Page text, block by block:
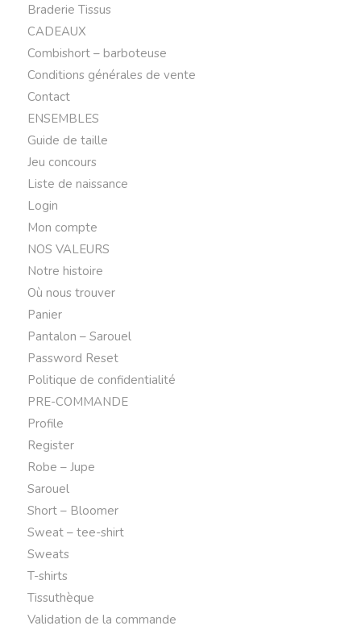
Braderie Tissus
CADEAUX
Combishort – barboteuse
Conditions générales de vente
Contact
ENSEMBLES
Guide de taille
Jeu concours
Liste de naissance
Login
Mon compte
NOS VALEURS
Notre histoire
Où nous trouver
Panier
Pantalon – Sarouel
Password Reset
Politique de confidentialité
PRE-COMMANDE
Profile
Register
Robe – Jupe
Sarouel
Short – Bloomer
Sweat – tee-shirt
Sweats
T-shirts
Tissuthèque
Validation de la commande